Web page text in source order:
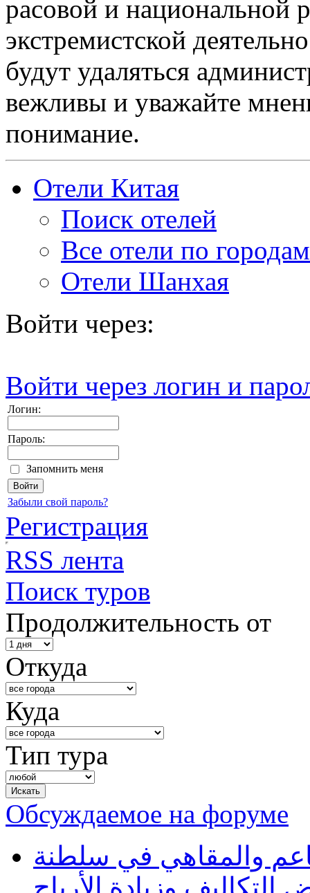
расовой и национальной
экстремистской
будут удаляться
вежливы и уважайте
понимание.
Отели Китая
Поиск отелей
Все отели по городам
Отели Шанхая
Войти через:
Войти через логин и
Логин:
Пароль:
Запомнить меня
Забыли свой пароль?
Регистрация
RSS лента
Поиск туров
Продолжительность от
Откуда
Куда
Тип тура
Обсуждаемое на форуме
والمقاهي في سلطنة